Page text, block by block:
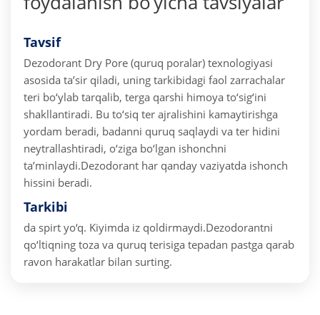
Tavsif
Dezodorant Dry Pore (quruq poralar) texnologiyasi
asosida ta’sir qiladi, uning tarkibidagi faol zarrachalar
teri bo‘ylab tarqalib, terga qarshi himoya to‘sig‘ini
shakllantiradi. Bu to‘siq ter ajralishini kamaytirishga
yordam beradi, badanni quruq saqlaydi va ter hidini
neytrallashtiradi, o‘ziga bo‘lgan ishonchni
ta’minlaydi.Dezodorant har qanday vaziyatda ishonch
hissini beradi.
Tarkibi
da spirt yo‘q. Kiyimda iz qoldirmaydi.Dezodorantni
qo‘ltiqning toza va quruq terisiga tepadan pastga qarab
ravon harakatlar bilan surting.